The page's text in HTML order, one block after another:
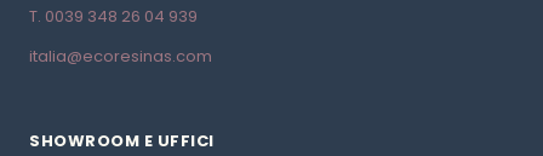
T. 0039 348 26 04 939
italia@ecoresinas.com
SHOWROOM E UFFICI